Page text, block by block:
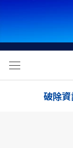
破除